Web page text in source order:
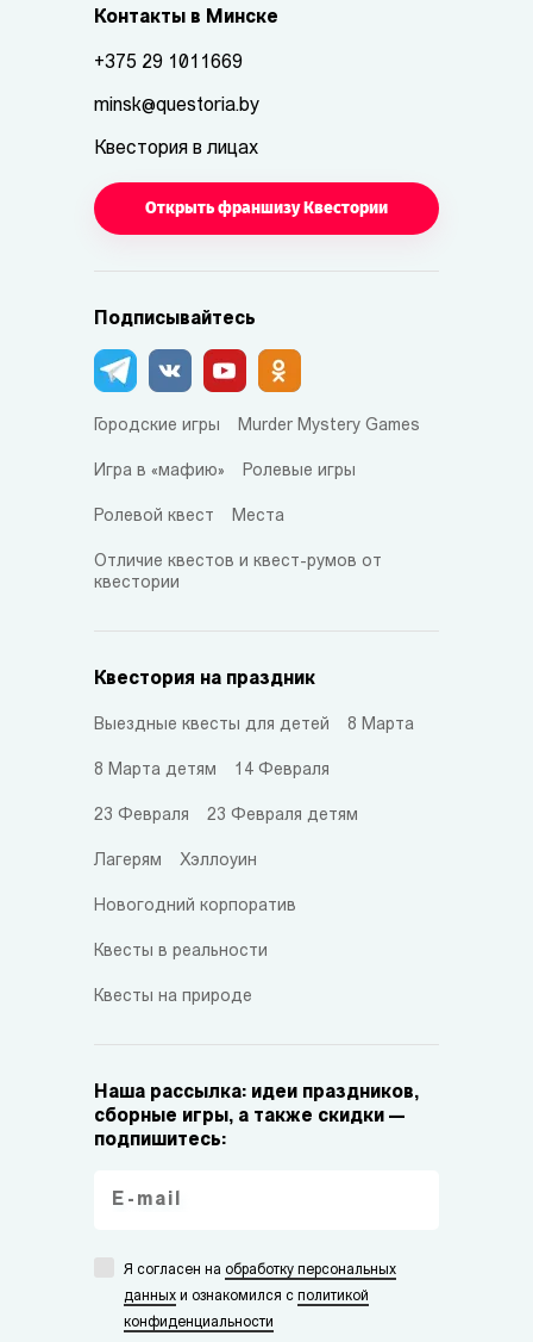
Контакты в Минске
+375 29 1011669
minsk@questoria.by
Квестория в лицах
Открыть франшизу Квестории
Подписывайтесь
Городские игры Murder Mystery Games
Игра в «мафию» Ролевые игры
Ролевой квест Места
Отличие квестов и квест-румов от
квестории
Квестория на праздник
Выездные квесты для детей 8 Марта
8 Марта детям 14 Февраля
23 Февраля 23 Февраля детям
Лагерям Хэллоуин
Новогодний корпоратив
Квесты в реальности
Квесты на природе
Наша рассылка: идеи праздников,
сборные игры, а также скидки —
подпишитесь:
Я согласен на обработку персональных
данных и ознакомился с политикой
конфиденциальности